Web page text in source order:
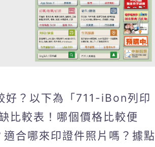
好？以下為「711-iBon列印
比較表！哪個價格比較便
合哪來印證件照片嗎？據點